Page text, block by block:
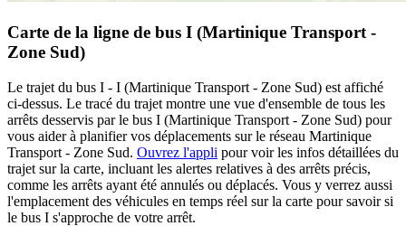
Carte de la ligne de bus I (Martinique Transport -
Zone Sud)
Le trajet du bus I - I (Martinique Transport - Zone Sud) est affiché
ci-dessus. Le tracé du trajet montre une vue d'ensemble de tous les
arrêts desservis par le bus I (Martinique Transport - Zone Sud) pour
vous aider à planifier vos déplacements sur le réseau Martinique
Transport - Zone Sud. Ouvrez l'appli pour voir les infos détaillées du
trajet sur la carte, incluant les alertes relatives à des arrêts précis,
comme les arrêts ayant été annulés ou déplacés. Vous y verrez aussi
l'emplacement des véhicules en temps réel sur la carte pour savoir si
le bus I s'approche de votre arrêt.